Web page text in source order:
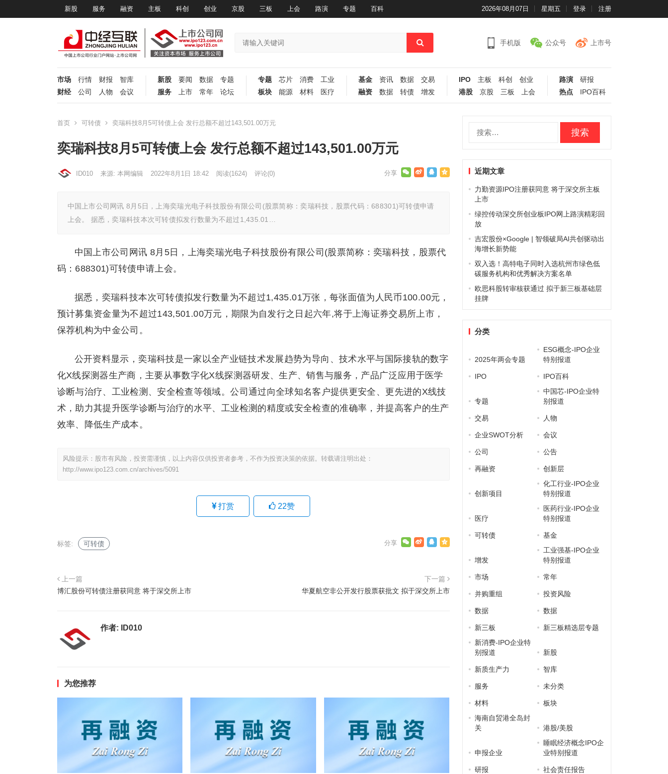
新股 服务 融资 主板 科创 创业 京股 三板 上会 路演 专题 百科 2026年08月07日 星期五 登录 注册
手机版 公众号 上市号
市场 行情 财报
智库
财经
公司 人物 会议
新股 要闻 数据
专题
服务
上市 常年 论坛
专题 芯片 消费
工业
板块
能源 材料 医疗
基金 资讯 数据
交易
融资
数据 转债 增发
IPO 主板 科创
创业
港股
京股 三板 上会
路演
研报
热点
IPO百科
首页 可转债 奕瑞科技8月5可转债上会 发行总额不超过143,501.00万元
奕瑞科技8月5可转债上会 发行总额不超过143,501.00万元
ID010 来源: 本网编辑 2022年8月1日 18:42 阅读(1624) 评论(0)
中国上市公司网讯 8月5日，上海奕瑞光电子科技股份有限公司(股票简称：奕瑞科技，股票代码：688301)可转债申请
上会。 据悉，奕瑞科技本次可转债拟发行数量为不超过1,435.01…
中国上市公司网讯 8月5日，上海奕瑞光电子科技股份有限公司(股票简称：奕瑞科技，股票代
码：688301)可转债申请上会。
据悉，奕瑞科技本次可转债拟发行数量为不超过1,435.01万张，每张面值为人民币100.00元，
预计募集资金量为不超过143,501.00万元，期限为自发行之日起六年,将于上海证券交易所上市，
保荐机构为中金公司。
公开资料显示，奕瑞科技是一家以全产业链技术发展趋势为导向、技术水平与国际接轨的数字
化X线探测器生产商，主要从事数字化X线探测器研发、生产、销售与服务，产品广泛应用于医学
诊断与治疗、工业检测、安全检查等领域。公司通过向全球知名客户提供更安全、更先进的X线技
术，助力其提升医学诊断与治疗的水平、工业检测的精度或安全检查的准确率，并提高客户的生产
效率、降低生产成本。
风险提示：股市有风险，投资需谨慎，以上内容仅供投资者参考，不作为投资决策的依据。转载请注明出处：
http://www.ipo123.com.cn/archives/5091
打赏 22赞
标签: 可转债
上一篇
博汇股份可转债注册获同意 将于深交所上市
下一篇
华夏航空非公开发行股票获批文 拟于深交所上市
作者: ID010
为您推荐
近期文章
力勤资源IPO注册获同意 将于深交所主板
上市
绿控传动深交所创业板IPO网上路演精彩回
放
吉宏股份×Google | 智领破局AI共创驱动出
海增长新势能
双入选！高特电子同时入选杭州市绿色低
碳服务机构和优秀解决方案名单
欧思科股转审核获通过 拟于新三板基础层
挂牌
分类
2025年两会专题
ESG概念-IPO企业
特别报道
IPO IPO百科
专题
中国芯-IPO企业特
别报道
交易 人物
企业SWOT分析 会议
公司 公告
再融资 创新层
创新项目
化工行业-IPO企业
特别报道
医疗
医药行业-IPO企业
特别报道
可转债 基金
增发
工业强基-IPO企业
特别报道
市场 常年
并购重组 投资风险
数据 数据
新三板
新三板精选层专题
新消费-IPO企业特
别报道
新股
新质生产力 智库
服务 未分类
材料
板块
海南自贸港全岛封
关
港股/美股
申报企业
睡眠经济概念IPO企
业特别报道
研报 社会责任报告